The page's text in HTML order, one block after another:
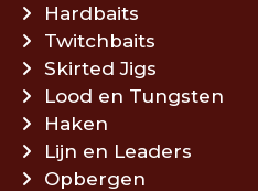
Hardbaits
Twitchbaits
Skirted Jigs
Lood en Tungsten
Haken
Lijn en Leaders
Opbergen